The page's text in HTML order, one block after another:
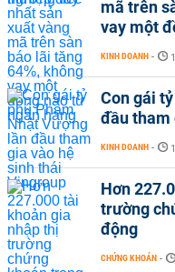
mã trên
vay một
KINH DOANH -
Con gái
đầu tham
KINH DOANH -
Hơn
trường
động
CHỨNG KHOÁN -